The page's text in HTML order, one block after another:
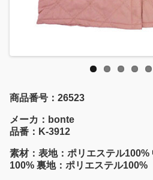
商品番号：26523
メーカ：bonte
品番：K-3912
素材：表地：ポリエステル100%
100% 裏地：ポリエステル100%